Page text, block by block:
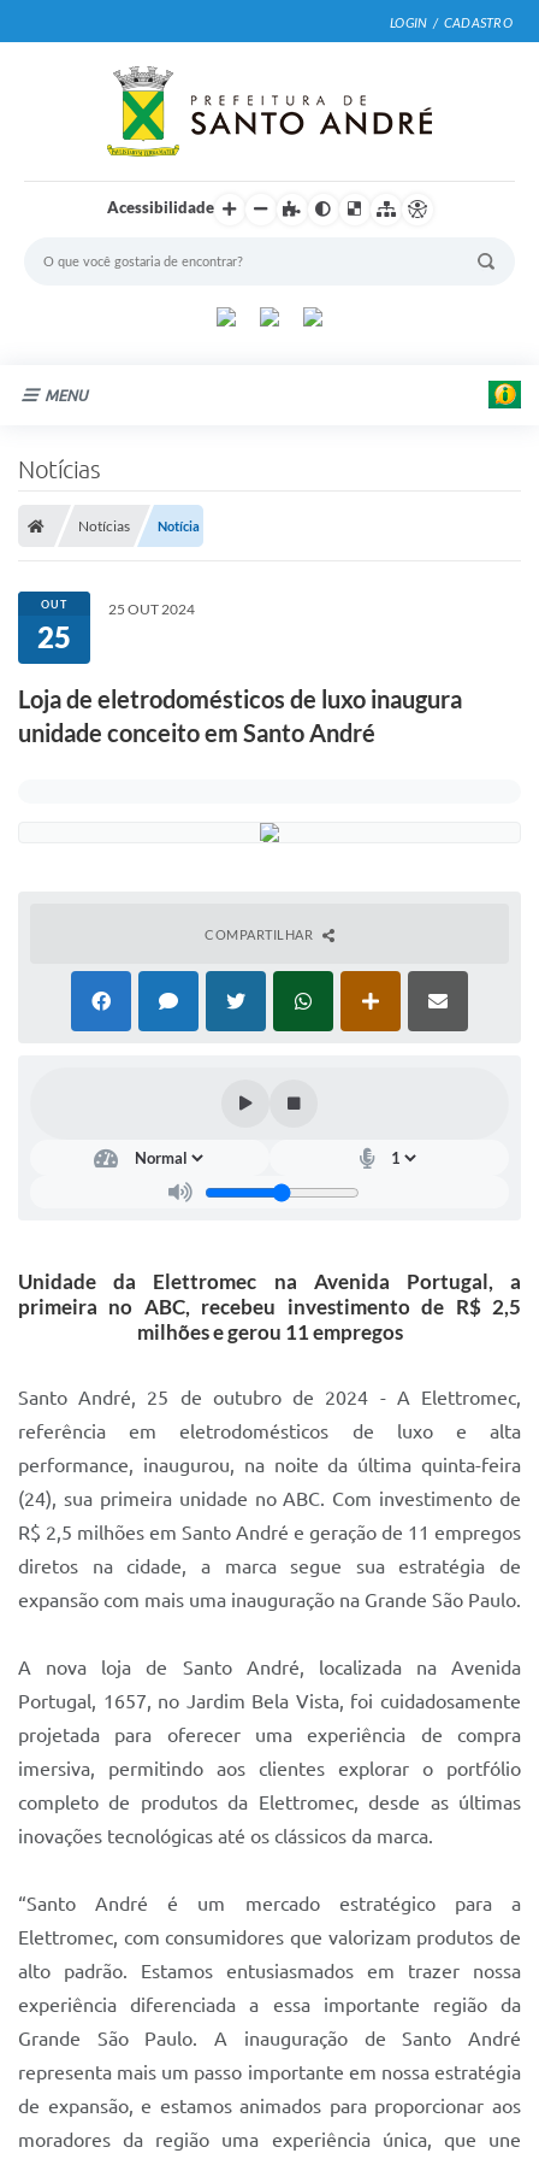
LOGIN / CADASTRO
Acessibilidade
MENU
Portal de Serviços
Transparência
Ônibus
Consultar Processos
Contas Públicas
Fale Conosco
FAQ - Perguntas Frequentes
Legislação
Lei de acesso à informação
Mobilidade Urbana Sustentável
Ouvidoria da Cidade
Passe Escolar
Parque Escola
Quadra Fiscal
Autarquias
Notícias
Notícias Notícia
OUT
25
25 OUT 2024
Loja de eletrodomésticos de luxo inaugura
unidade conceito em Santo André
COMPARTILHAR
Unidade da Elettromec na Avenida Portugal, a
primeira no ABC, recebeu investimento de R$ 2,5
milhões e gerou 11 empregos
Santo André, 25 de outubro de 2024 - A Elettromec,
referência em eletrodomésticos de luxo e alta
performance, inaugurou, na noite da última quinta-feira
(24), sua primeira unidade no ABC. Com investimento de
R$ 2,5 milhões em Santo André e geração de 11 empregos
diretos na cidade, a marca segue sua estratégia de
expansão com mais uma inauguração na Grande São Paulo.
A nova loja de Santo André, localizada na Avenida
Portugal, 1657, no Jardim Bela Vista, foi cuidadosamente
projetada para oferecer uma experiência de compra
imersiva, permitindo aos clientes explorar o portfólio
completo de produtos da Elettromec, desde as últimas
inovações tecnológicas até os clássicos da marca.
“Santo André é um mercado estratégico para a
Elettromec, com consumidores que valorizam produtos de
alto padrão. Estamos entusiasmados em trazer nossa
experiência diferenciada a essa importante região da
Grande São Paulo. A inauguração de Santo André
representa mais um passo importante em nossa estratégia
de expansão, e estamos animados para proporcionar aos
moradores da região uma experiência única, que une